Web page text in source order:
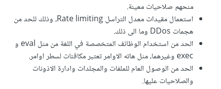
منحهم صلاحيات معينة.
استعمال مقيدات معدل التراسل Rate limiting، وذلك للحد من
هجمات DDos وما الى ذلك.
الحد من استخدام الوظائف المتخصصة في اللغة من مثل eval و
exec وغيرهما، مثل هاته الاوامر تعتبر مكافئات لسطر اوامر.
الحد من الوصول العام للملفات والمجلدات وادارة الاذونات
والصلاحيات عليها.